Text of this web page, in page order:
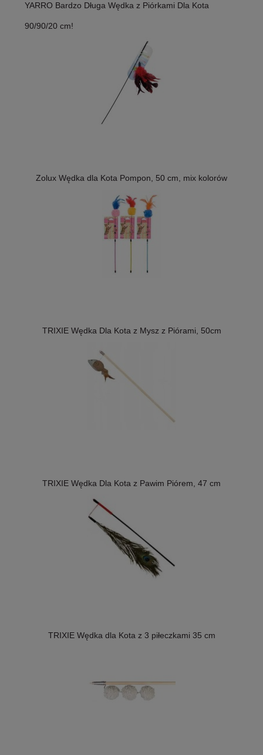
YARRO Bardzo Długa Wędka z Piórkami Dla Kota
90/90/20 cm!
Zolux Wędka dla Kota Pompon, 50 cm, mix kolorów
TRIXIE Wędka Dla Kota z Mysz z Piórami, 50cm
TRIXIE Wędka Dla Kota z Pawim Piórem, 47 cm
TRIXIE Wędka dla Kota z 3 piłeczkami 35 cm